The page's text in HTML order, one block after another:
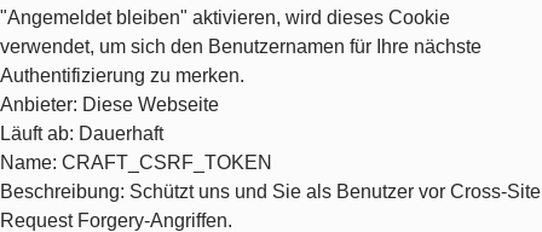
"Angemeldet bleiben" aktivieren, wird dieses Cookie
verwendet, um sich den Benutzernamen für Ihre nächste
Authentifizierung zu merken.
Anbieter: Diese Webseite
Läuft ab: Dauerhaft
Name: CRAFT_CSRF_TOKEN
Beschreibung: Schützt uns und Sie als Benutzer vor Cross-Site
Request Forgery-Angriffen.